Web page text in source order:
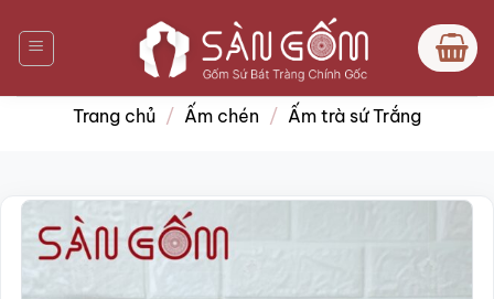
qua
nội
dung
Trang chủ / Ấm chén / Ấm trà sứ Trắng